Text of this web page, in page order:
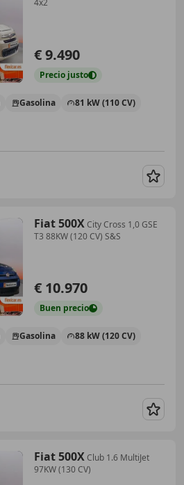
4x2
€ 9.490
Precio justo
Gasolina 81 kW (110 CV)
Fiat 500XCity Cross 1,0 GSE
T3 88KW (120 CV) S&S
€ 10.970
Buen precio
Gasolina 88 kW (120 CV)
Fiat 500XClub 1.6 MultiJet
97KW (130 CV)